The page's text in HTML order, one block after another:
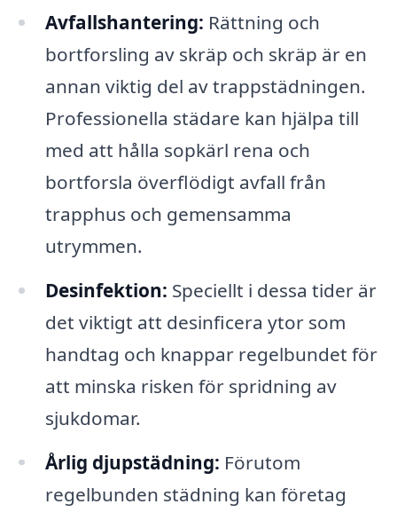
Avfallshantering: Rättning och
bortforsling av skräp och skräp är en
annan viktig del av trappstädningen.
Professionella städare kan hjälpa till
med att hålla sopkärl rena och
bortforsla överflödigt avfall från
trapphus och gemensamma
utrymmen.
Desinfektion: Speciellt i dessa tider är
det viktigt att desinficera ytor som
handtag och knappar regelbundet för
att minska risken för spridning av
sjukdomar.
Årlig djupstädning: Förutom
regelbunden städning kan företag